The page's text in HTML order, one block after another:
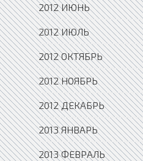
2012 ИЮНЬ
2012 ИЮЛЬ
2012 ОКТЯБРЬ
2012 НОЯБРЬ
2012 ДЕКАБРЬ
2013 ЯНВАРЬ
2013 ФЕВРАЛЬ